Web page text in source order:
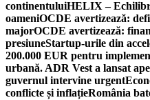
continentuluiHELIX –
oameniOCDE avertizează:
majorOCDE avertizează:
presiuneStartup-urile din
200.000 EUR pentru
urbană. ADR Vest a lansat
guvernul intervine urgent
conflicte și inflațieRomânia